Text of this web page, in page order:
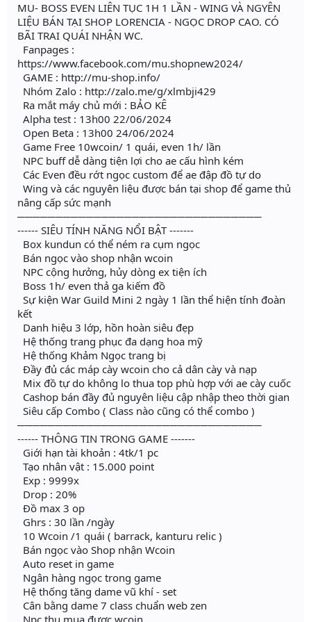
MU- BOSS EVEN LIÊN TỤC 1H 1 LẦN - WING VÀ NGYÊN
LIỆU BÁN TẠI SHOP LORENCIA - NGỌC DROP CAO. CÓ
BÃI TRAI QUÁI NHẬN WC.
Fanpages :
https://www.facebook.com/mu.shopnew2024/
GAME : http://mu-shop.info/
Nhóm Zalo : http://zalo.me/g/xlmbji429
Ra mắt máy chủ mới : BẢO KÊ
Alpha test : 13h00 22/06/2024
Open Beta : 13h00 24/06/2024
Game Free 10wcoin/ 1 quái, even 1h/ lần
NPC buff dễ dàng tiện lợi cho ae cấu hình kém
Các Even đều rớt ngọc custom để ae đập đồ tự do
Wing và các nguyên liệu được bán tại shop để game thủ
nâng cấp sức mạnh
────────────────────────────────
------ SIÊU TÍNH NĂNG NỔI BẬT -------
Box kundun có thể ném ra cụm ngọc
Bán ngọc vào shop nhận wcoin
NPC cộng hưởng, hủy dòng ex tiện ích
Boss 1h/ even thả ga kiếm đồ
Sự kiện War Guild Mini 2 ngày 1 lần thể hiện tính đoàn
kết
Danh hiệu 3 lớp, hồn hoàn siêu đẹp
Hệ thống trang phục đa dạng hoa mỹ
Hệ thống Khảm Ngọc trang bị
Đầy đủ các máp cày wcoin cho cả dân cày và nạp
Mix đồ tự do không lo thua top phù hợp với ae cày cuốc
Cashop bán đầy đủ nguyên liệu cập nhập theo thời gian
Siêu cấp Combo ( Class nào cũng có thể combo )
────────────────────────────────
------ THÔNG TIN TRONG GAME -------
Giới hạn tài khoản : 4tk/1 pc
Tạo nhân vật : 15.000 point
Exp : 9999x
Drop : 20%
Đồ max 3 op
Ghrs : 30 lần /ngày
10 Wcoin /1 quái ( barrack, kanturu relic )
Bán ngọc vào Shop nhận Wcoin
Auto reset in game
Ngân hàng ngọc trong game
Hệ thống tăng dame vũ khí - set
Cân bằng dame 7 class chuẩn web zen